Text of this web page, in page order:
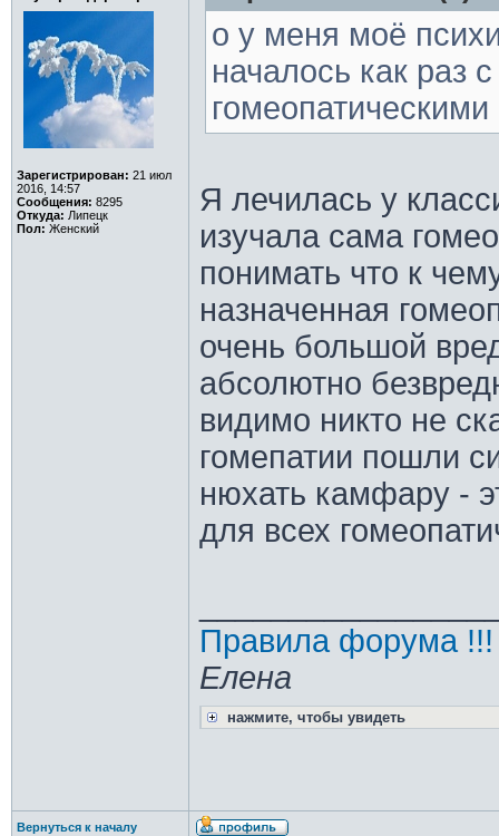
Зарегистрирован: 21 июл
2016, 14:57
Сообщения: 8295
Откуда: Липецк
Пол: Женский
о у меня моё
началось как раз
Я лечилась у
изучала сама
понимать что к
назначенная
очень большой
абсолютно
видимо никто не
гомепатии пошли
нюхать камфару -
для всех
Правила форума !!!
Елена
нажмите, чтобы увидеть
Вернуться к началу